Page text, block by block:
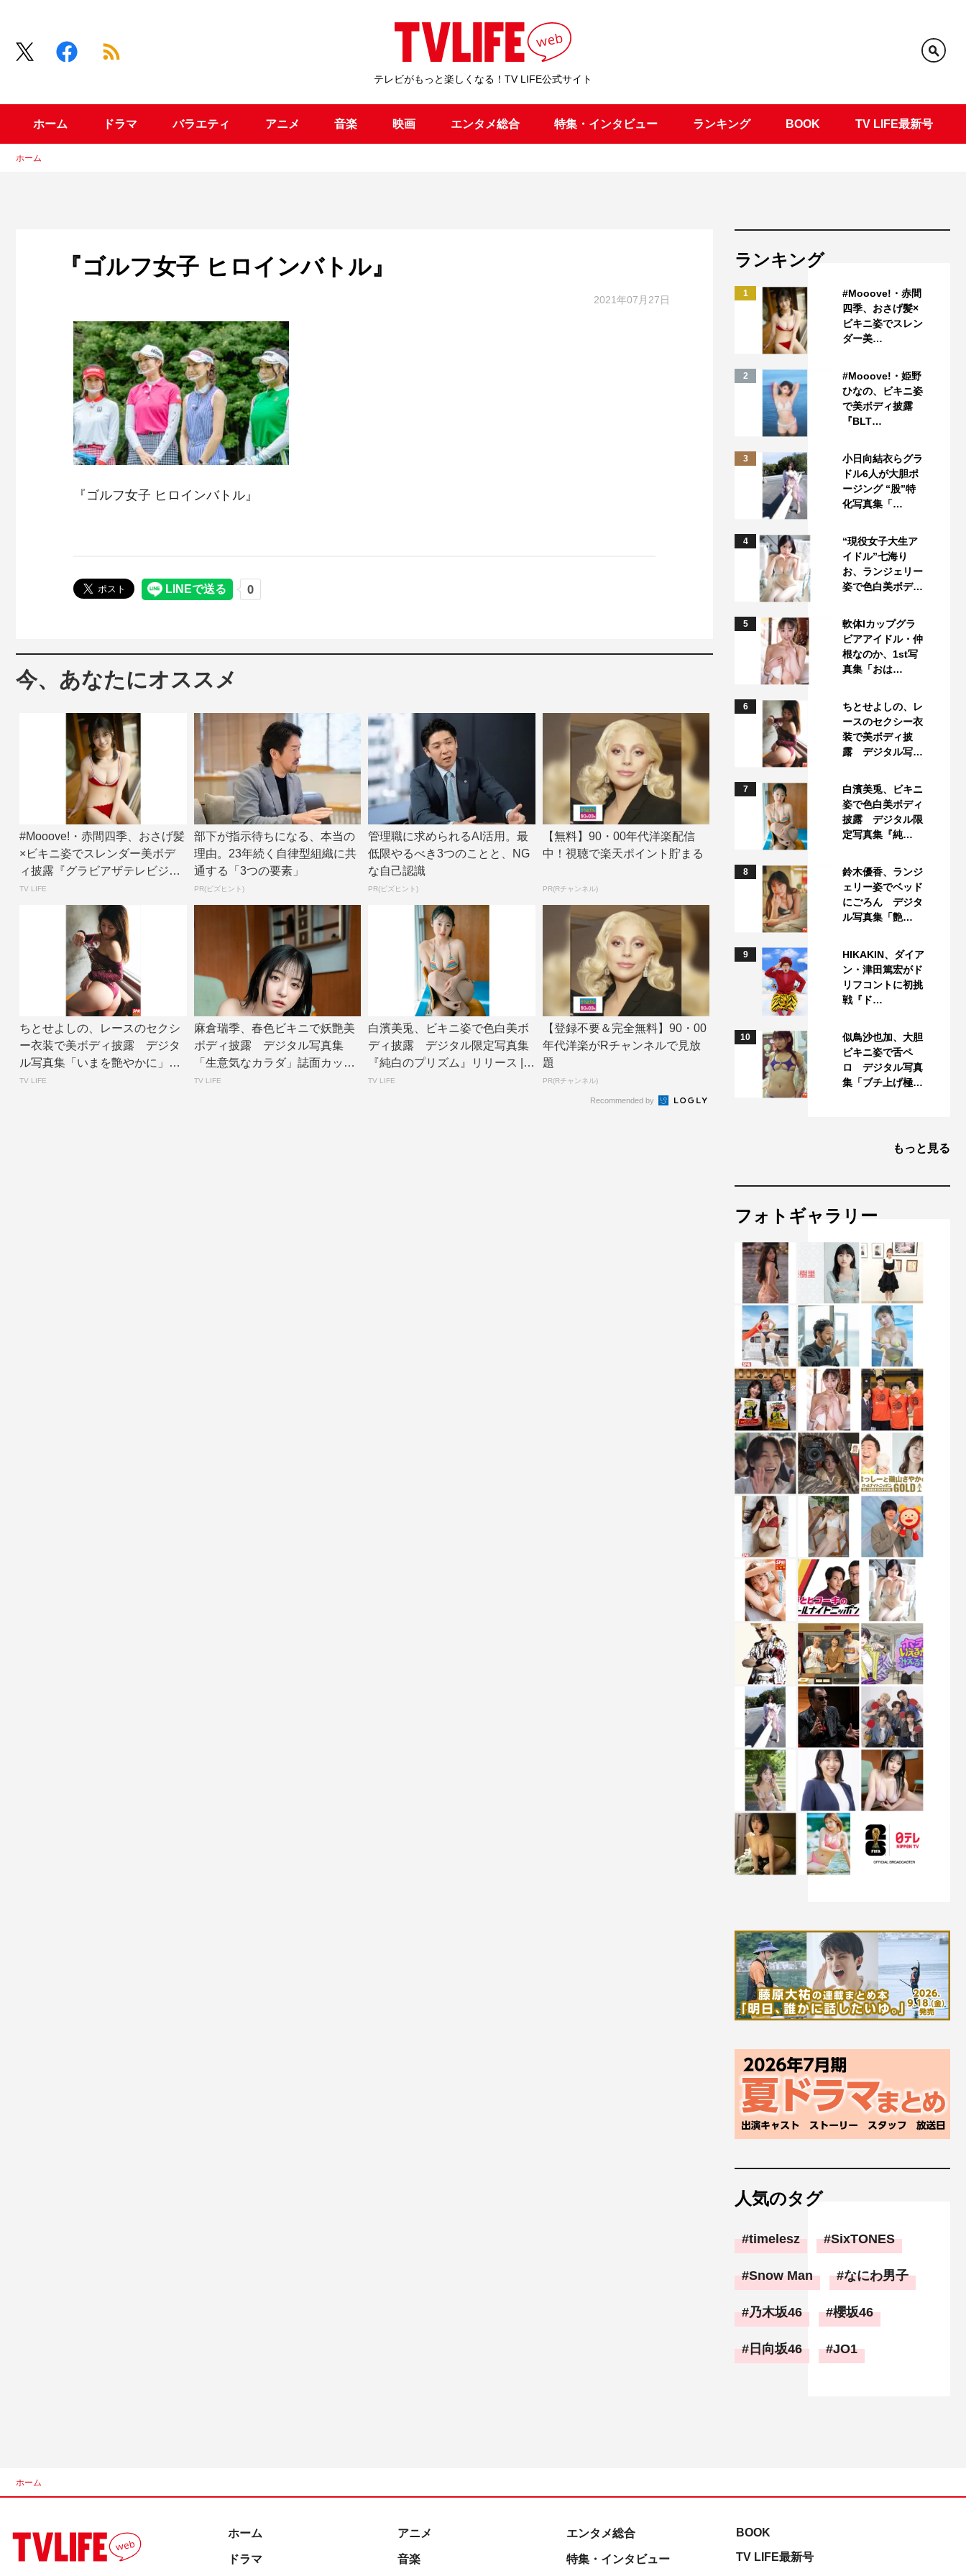
テレビがもっと楽しくなる！TV LIFE公式サイト
ホーム ドラマ バラエティ アニメ 音楽 映画 エンタメ総合 特集・インタビュー ランキング BOOK TV LIFE最新号
ホーム
『ゴルフ女子 ヒロインバトル』
2021年07月27日
『ゴルフ女子 ヒロインバトル』
今、あなたにオススメ
#Mooove!・赤間四季、おさげ髪
×ビキニ姿でスレンダー美ボデ
ィ披露『グラビアザテレビジョ
ン』アザ...
TV LIFE
部下が指示待ちになる、本当の
理由。23年続く自律型組織に共
通する「3つの要素」
PR(ビズヒント)
管理職に求められるAI活用。最
低限やるべき3つのことと、NG
な自己認識
PR(ビズヒント)
【無料】90・00年代洋楽配信
中！視聴で楽天ポイント貯まる
PR(Rチャンネル)
ちとせよしの、レースのセクシ
ー衣装で美ボディ披露 デジタ
ル写真集「いまを艶やかに」誌
面カット公開 |...
TV LIFE
麻倉瑞季、春色ビキニで妖艶美
ボディ披露 デジタル写真集
「生意気なカラダ」誌面カット
公開 | TV L...
TV LIFE
白濱美兎、ビキニ姿で色白美ボ
ディ披露 デジタル限定写真集
『純白のプリズム』リリース | T
V LIF...
TV LIFE
【登録不要＆完全無料】90・00
年代洋楽がRチャンネルで見放
題
PR(Rチャンネル)
Recommended by
ランキング
1
#Mooove!・赤間
四季、おさげ髪×
ビキニ姿でスレン
ダー美…
2
#Mooove!・姫野
ひなの、ビキニ姿
で美ボディ披露
『BLT…
3
小日向結衣らグラ
ドル6人が大胆ポ
ージング “股”特
化写真集「…
4
“現役女子大生ア
イドル”七海り
お、ランジェリー
姿で色白美ボデ…
5
軟体Iカップグラ
ビアアイドル・仲
根なのか、1st写
真集「おは…
6
ちとせよしの、レ
ースのセクシー衣
装で美ボディ披
露 デジタル写…
7
白濱美兎、ビキニ
姿で色白美ボディ
披露 デジタル限
定写真集『純…
8
鈴木優香、ランジ
ェリー姿でベッド
にごろん デジタ
ル写真集「艶…
9
HIKAKIN、ダイア
ン・津田篤宏がド
リフコントに初挑
戦『ド…
10
似鳥沙也加、大胆
ビキニ姿で舌ペ
ロ デジタル写真
集「ブチ上げ極…
もっと見る
フォトギャラリー
人気のタグ
timelesz SixTONES
Snow Man なにわ男子
乃木坂46 櫻坂46
日向坂46 JO1
ホーム
ホーム
ドラマ
アニメ
音楽
エンタメ総合
特集・インタビュー
BOOK
TV LIFE最新号